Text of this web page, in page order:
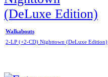
Walkabouts
2-LP (+2-CD) Nighttown (DeLuxe Edition)